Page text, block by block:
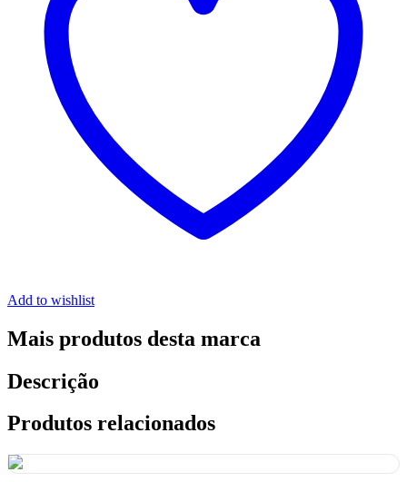
Add to wishlist
Mais produtos desta marca
Descrição
Produtos relacionados